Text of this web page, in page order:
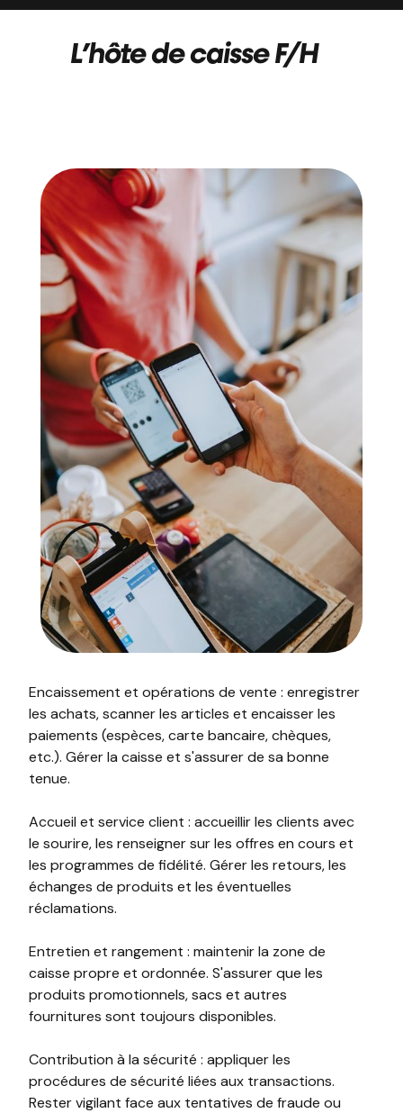
L’hôte de caisse F/H
Encaissement et opérations de vente : enregistrer
les achats, scanner les articles et encaisser les
paiements (espèces, carte bancaire, chèques,
etc.). Gérer la caisse et s'assurer de sa bonne
tenue.
Accueil et service client : accueillir les clients avec
le sourire, les renseigner sur les offres en cours et
les programmes de fidélité. Gérer les retours, les
échanges de produits et les éventuelles
réclamations.
Entretien et rangement : maintenir la zone de
caisse propre et ordonnée. S'assurer que les
produits promotionnels, sacs et autres
fournitures sont toujours disponibles.
Contribution à la sécurité : appliquer les
procédures de sécurité liées aux transactions.
Rester vigilant face aux tentatives de fraude ou